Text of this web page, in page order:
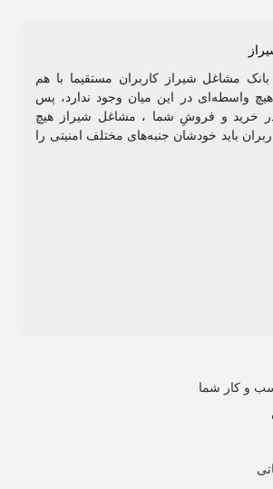
بانک مشاغل شیراز کاربران مستقیما با هم
واسطه‌ای در این میان وجود ندارد، پس
خرید و فروشِ شما ، مشاغل شیراز هیچ
باید خودشان جنبه‌های مختلف امنیتی را
و کار شما